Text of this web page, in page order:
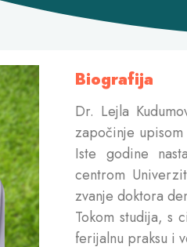
Biografija
Dr. Lejla
započinje upisom
Iste godine
centrom
zvanje doktora
Tokom studija, s
ferijalnu praksu i